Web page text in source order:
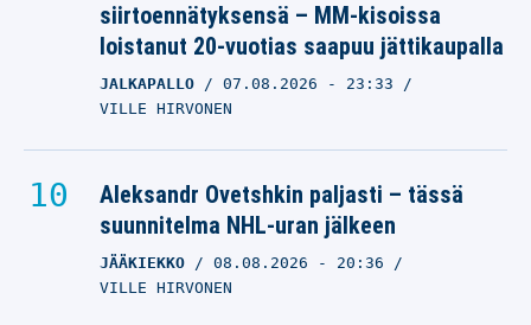
siirtoennätyksensä – MM-kisoissa
loistanut 20-vuotias saapuu jättikaupalla
JALKAPALLO 07.08.2026 - 23:33
VILLE HIRVONEN
Aleksandr Ovetshkin paljasti – tässä
suunnitelma NHL-uran jälkeen
JÄÄKIEKKO 08.08.2026 - 20:36
VILLE HIRVONEN